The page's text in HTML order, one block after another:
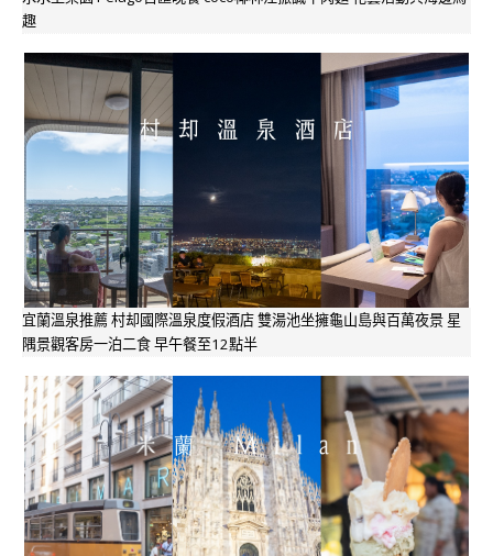
趣
宜蘭溫泉推薦 村却國際溫泉度假酒店 雙湯池坐擁龜山島與百萬夜景 星
隅景觀客房一泊二食 早午餐至12點半